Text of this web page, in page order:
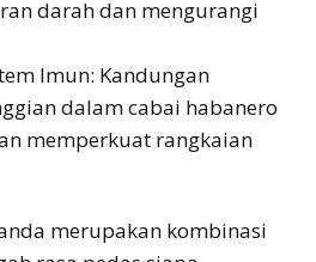
darah dan mengurangi
Imun: Kandungan
dalam cabai habanero
memperkuat rangkaian
merupakan kombinasi